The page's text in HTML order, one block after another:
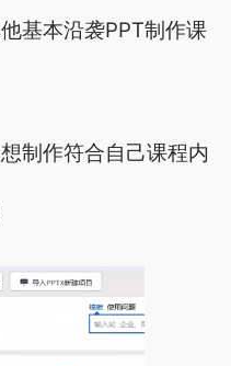
基本沿袭PPT制作课
制作符合自己课程内